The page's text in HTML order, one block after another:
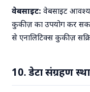
वेबसाइट: वेबसाइट
कुकीज़ का उपयोग कर
से एनालिटिक्स कुकीज़
10. डेटा संग्रहण